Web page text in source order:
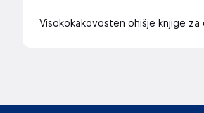
Visokokakovosten ohišje knjige